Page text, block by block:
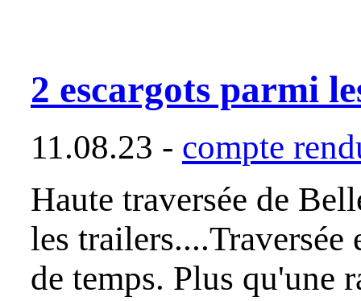
2 escargots parmi
11.08.23 - compte
Haute traversée de
les
de temps. Plus qu'une